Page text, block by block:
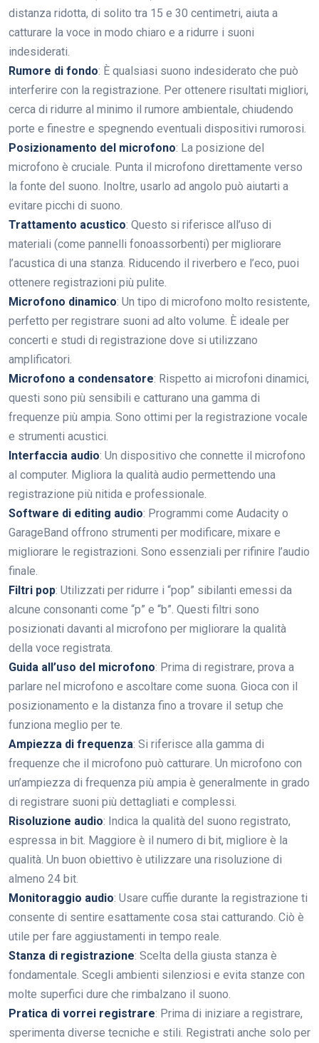
distanza ridotta, di solito tra 15 e 30 centimetri, aiuta a
catturare la voce in modo chiaro e a ridurre i suoni
indesiderati.
Rumore di fondo: È qualsiasi suono indesiderato che può
interferire con la registrazione. Per ottenere risultati migliori,
cerca di ridurre al minimo il rumore ambientale, chiudendo
porte e finestre e spegnendo eventuali dispositivi rumorosi.
Posizionamento del microfono: La posizione del
microfono è cruciale. Punta il microfono direttamente verso
la fonte del suono. Inoltre, usarlo ad angolo può aiutarti a
evitare picchi di suono.
Trattamento acustico: Questo si riferisce all’uso di
materiali (come pannelli fonoassorbenti) per migliorare
l’acustica di una stanza. Riducendo il riverbero e l’eco, puoi
ottenere registrazioni più pulite.
Microfono dinamico: Un tipo di microfono molto resistente,
perfetto per registrare suoni ad alto volume. È ideale per
concerti e studi di registrazione dove si utilizzano
amplificatori.
Microfono a condensatore: Rispetto ai microfoni dinamici,
questi sono più sensibili e catturano una gamma di
frequenze più ampia. Sono ottimi per la registrazione vocale
e strumenti acustici.
Interfaccia audio: Un dispositivo che connette il microfono
al computer. Migliora la qualità audio permettendo una
registrazione più nitida e professionale.
Software di editing audio: Programmi come Audacity o
GarageBand offrono strumenti per modificare, mixare e
migliorare le registrazioni. Sono essenziali per rifinire l’audio
finale.
Filtri pop: Utilizzati per ridurre i “pop” sibilanti emessi da
alcune consonanti come “p” e “b”. Questi filtri sono
posizionati davanti al microfono per migliorare la qualità
della voce registrata.
Guida all’uso del microfono: Prima di registrare, prova a
parlare nel microfono e ascoltare come suona. Gioca con il
posizionamento e la distanza fino a trovare il setup che
funziona meglio per te.
Ampiezza di frequenza: Si riferisce alla gamma di
frequenze che il microfono può catturare. Un microfono con
un’ampiezza di frequenza più ampia è generalmente in grado
di registrare suoni più dettagliati e complessi.
Risoluzione audio: Indica la qualità del suono registrato,
espressa in bit. Maggiore è il numero di bit, migliore è la
qualità. Un buon obiettivo è utilizzare una risoluzione di
almeno 24 bit.
Monitoraggio audio: Usare cuffie durante la registrazione ti
consente di sentire esattamente cosa stai catturando. Ciò è
utile per fare aggiustamenti in tempo reale.
Stanza di registrazione: Scelta della giusta stanza è
fondamentale. Scegli ambienti silenziosi e evita stanze con
molte superfici dure che rimbalzano il suono.
Pratica di vorrei registrare: Prima di iniziare a registrare,
sperimenta diverse tecniche e stili. Registrati anche solo per